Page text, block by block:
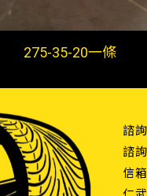
275-35-20一條